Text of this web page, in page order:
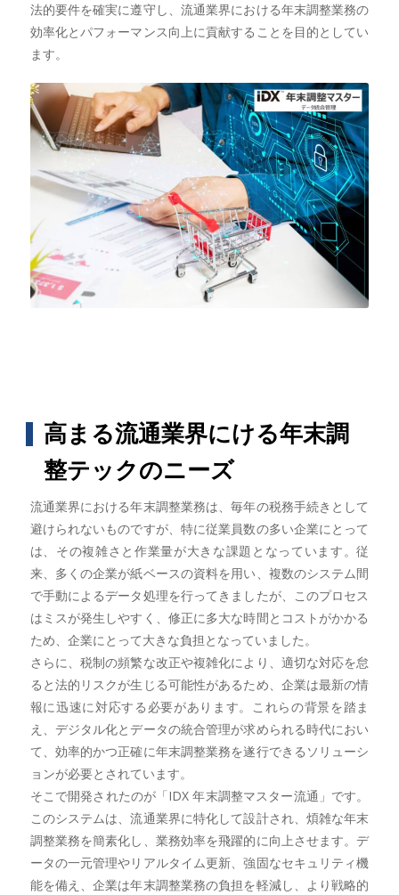
法的要件を確実に遵守し、流通業界における年末調整業務の
効率化とパフォーマンス向上に貢献することを目的としてい
ます。
高まる流通業界にける年末調
整テックのニーズ
流通業界における年末調整業務は、毎年の税務手続きとして
避けられないものですが、特に従業員数の多い企業にとって
は、その複雑さと作業量が大きな課題となっています。従
来、多くの企業が紙ベースの資料を用い、複数のシステム間
で手動によるデータ処理を行ってきましたが、このプロセス
はミスが発生しやすく、修正に多大な時間とコストがかかる
ため、企業にとって大きな負担となっていました。
さらに、税制の頻繁な改正や複雑化により、適切な対応を怠
ると法的リスクが生じる可能性があるため、企業は最新の情
報に迅速に対応する必要があります。これらの背景を踏ま
え、デジタル化とデータの統合管理が求められる時代におい
て、効率的かつ正確に年末調整業務を遂行できるソリューシ
ョンが必要とされています。
そこで開発されたのが「IDX 年末調整マスター流通」です。
このシステムは、流通業界に特化して設計され、煩雑な年末
調整業務を簡素化し、業務効率を飛躍的に向上させます。デ
ータの一元管理やリアルタイム更新、強固なセキュリティ機
能を備え、企業は年末調整業務の負担を軽減し、より戦略的